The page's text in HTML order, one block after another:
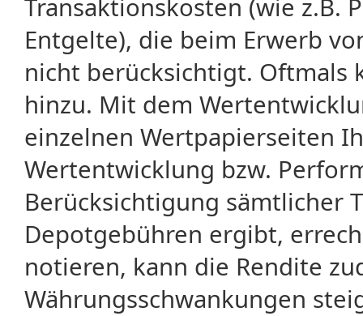
Transaktionskosten (wie z.B.
Entgelte), die beim Erwerb
nicht berücksichtigt. Oftmals
hinzu. Mit dem
einzelnen Wertpapierseiten
Wertentwicklung bzw.
Berücksichtigung sämtlicher
Depotgebühren ergibt,
notieren, kann die Rendite
Währungsschwankungen